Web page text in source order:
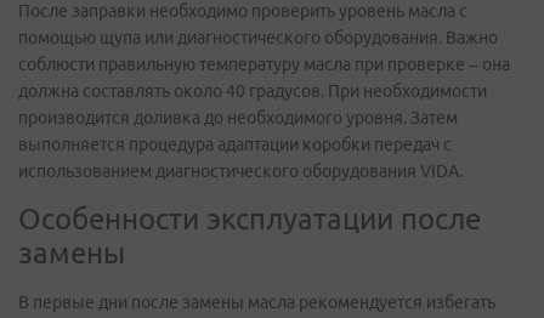
После заправки необходимо проверить уровень масла с
помощью щупа или диагностического оборудования. Важно
соблюсти правильную температуру масла при проверке – она
должна составлять около 40 градусов. При необходимости
производится доливка до необходимого уровня. Затем
выполняется процедура адаптации коробки передач с
использованием диагностического оборудования VIDA.
Особенности эксплуатации после
замены
В первые дни после замены масла рекомендуется избегать